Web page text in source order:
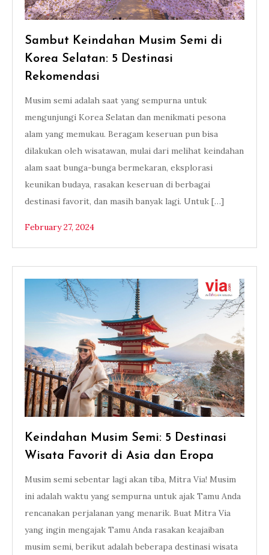
Sambut Keindahan Musim Semi di
Korea Selatan: 5 Destinasi
Rekomendasi
Musim semi adalah saat yang sempurna untuk
mengunjungi Korea Selatan dan menikmati pesona
alam yang memukau. Beragam keseruan pun bisa
dilakukan oleh wisatawan, mulai dari melihat keindahan
alam saat bunga-bunga bermekaran, eksplorasi
keunikan budaya, rasakan keseruan di berbagai
destinasi favorit, dan masih banyak lagi. Untuk […]
February 27, 2024
Keindahan Musim Semi: 5 Destinasi
Wisata Favorit di Asia dan Eropa
Musim semi sebentar lagi akan tiba, Mitra Via! Musim
ini adalah waktu yang sempurna untuk ajak Tamu Anda
rencanakan perjalanan yang menarik. Buat Mitra Via
yang ingin mengajak Tamu Anda rasakan keajaiban
musim semi, berikut adalah beberapa destinasi wisata